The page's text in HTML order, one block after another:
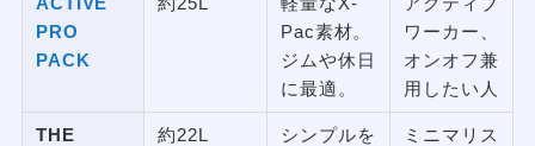
PRO
PACK
Pac素材。
ジムや休日
に最適。
ワーカー、
オンオフ兼
用したい人
THE
約22L
シンプルを
ミニマリス